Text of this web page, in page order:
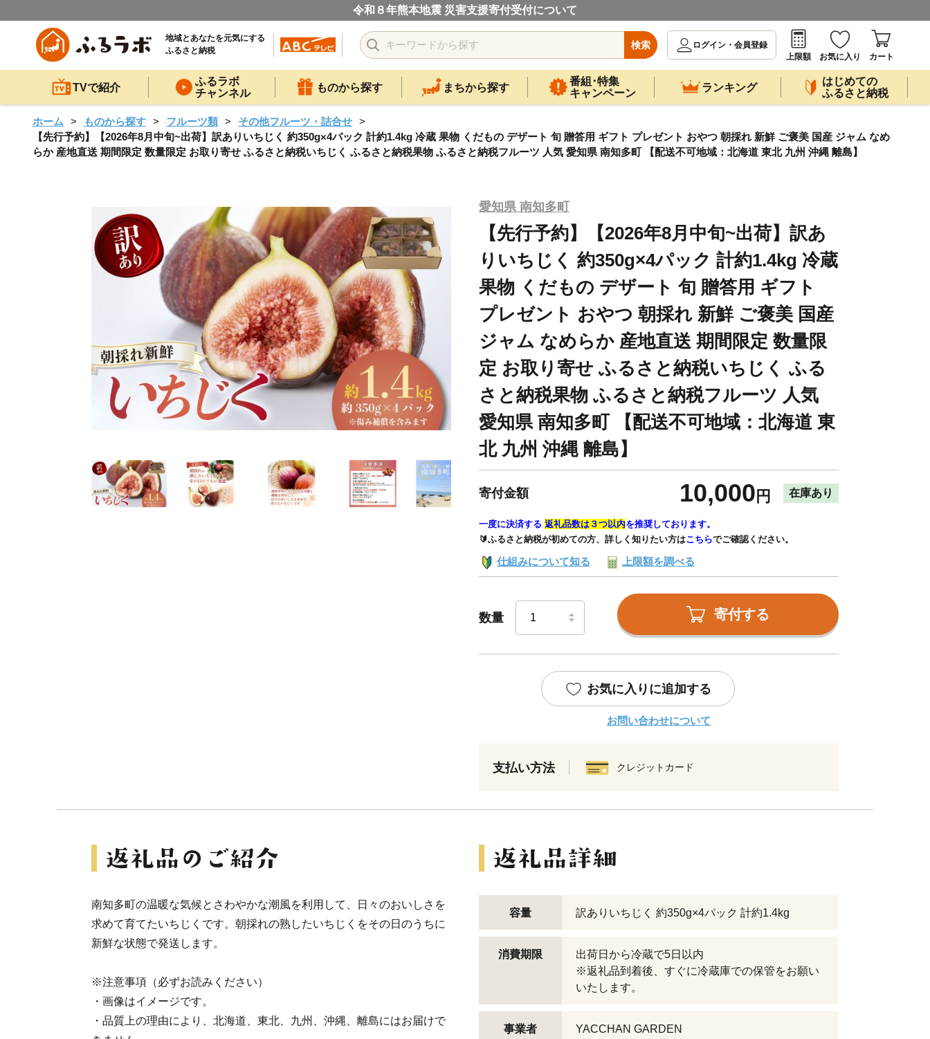
令和８年熊本地震 災害支援寄付受付について
地域とあなたを元気にする
ふるさと納税
検索
ログイン・会員登録
上限額
お気に入り カート
TVで紹介
ふるラボ
チャンネル
ものから探す まちから探す
番組･特集
キャンペーン
ランキング
はじめての
ふるさと納税
ホーム ものから探す フルーツ類
その他フルーツ・詰合せ
【先行予約】【2026年8月中旬~出荷】訳ありいちじく 約350g×4パック 計約1.4kg 冷蔵 果物 くだもの デザート 旬 贈答用 ギフト プレゼント おやつ 朝採れ 新鮮 ご褒美 国産 ジャム なめ
らか 産地直送 期間限定 数量限定 お取り寄せ ふるさと納税いちじく ふるさと納税果物 ふるさと納税フルーツ 人気 愛知県 南知多町 【配送不可地域：北海道 東北 九州 沖縄 離島】
愛知県 南知多町
【先行予約】【2026年8月中旬~出荷】訳あ
りいちじく 約350g×4パック 計約1.4kg 冷蔵
果物 くだもの デザート 旬 贈答用 ギフト
プレゼント おやつ 朝採れ 新鮮 ご褒美 国産
ジャム なめらか 産地直送 期間限定 数量限
定 お取り寄せ ふるさと納税いちじく ふる
さと納税果物 ふるさと納税フルーツ 人気
愛知県 南知多町 【配送不可地域：北海道 東
北 九州 沖縄 離島】
寄付金額 10,000 円 在庫あり
一度に決済する 返礼品数は３つ以内を推奨しております。
🔰ふるさと納税が初めての方、詳しく知りたい方はこちらでご確認ください。
仕組みについて知る 上限額を調べる
数量 寄付する
お気に入りに追加する
お問い合わせについて
支払い方法 クレジットカード
南知多町の温暖な気候とさわやかな潮風を利用して、日々のおいしさを
求めて育てたいちじくです。朝採れの熟したいちじくをその日のうちに
新鮮な状態で発送します。
※注意事項（必ずお読みください）
・画像はイメージです。
・品質上の理由により、北海道、東北、九州、沖縄、離島にはお届けで
容量 訳ありいちじく 約350g×4パック 計約1.4kg
消費期限
出荷日から冷蔵で5日以内
※返礼品到着後、すぐに冷蔵庫での保管をお願い
いたします。
事業者 YACCHAN GARDEN